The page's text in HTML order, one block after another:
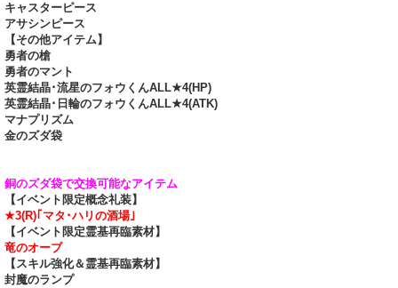
キャスターピース
アサシンピース
【その他アイテム】
勇者の槍
勇者のマント
英霊結晶･流星のフォウくんALL★4(HP)
英霊結晶･日輪のフォウくんALL★4(ATK)
マナプリズム
金のズダ袋
銅のズダ袋で交換可能なアイテム
【イベント限定概念礼装】
★3(R)｢マタ･ハリの酒場｣
【イベント限定霊基再臨素材】
竜のオーブ
【スキル強化＆霊基再臨素材】
封魔のランプ